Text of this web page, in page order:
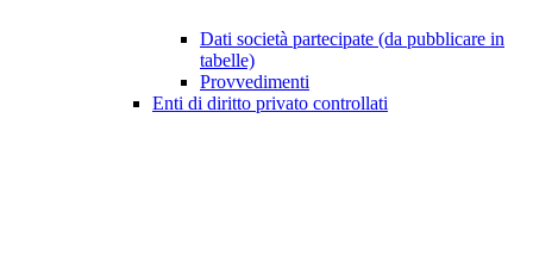
Dati società partecipate (da pubblicare in
tabelle)
Provvedimenti
Enti di diritto privato controllati